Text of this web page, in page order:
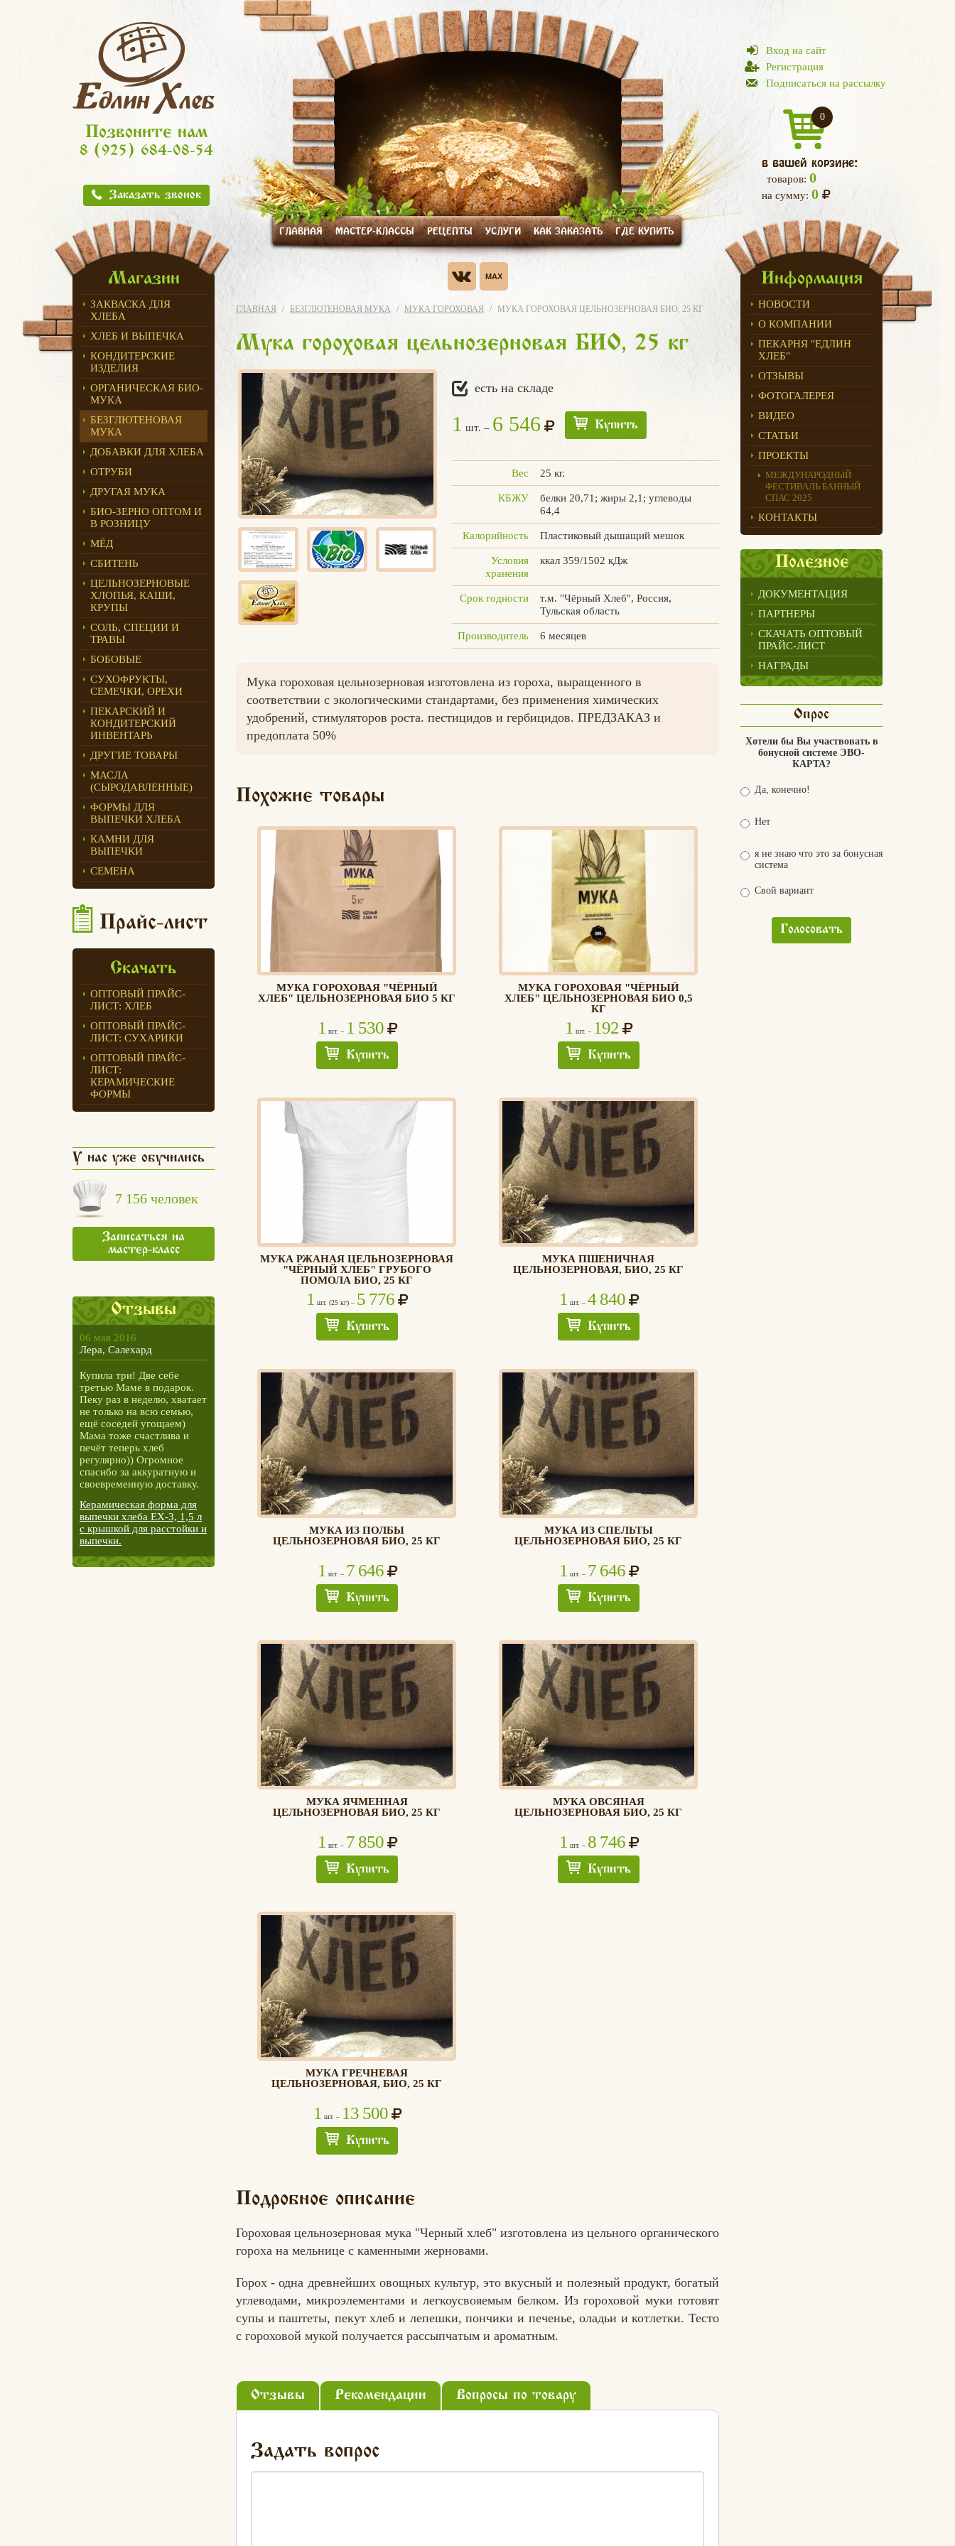
Едлин Хлеб
Позвоните нам
8 (925) 684-08-54
Заказать звонок
Вход на сайт
Регистрация
Подписаться на рассылку
0
в вашей корзине:
товаров: 0
на сумму: 0
ГЛАВНАЯ МАСТЕР-КЛАССЫ РЕЦЕПТЫ УСЛУГИ КАК ЗАКАЗАТЬ ГДЕ КУПИТЬ
Магазин
ЗАКВАСКА ДЛЯ
ХЛЕБА
ХЛЕБ И ВЫПЕЧКА
КОНДИТЕРСКИЕ
ИЗДЕЛИЯ
ОРГАНИЧЕСКАЯ БИО-
МУКА
БЕЗГЛЮТЕНОВАЯ
МУКА
ДОБАВКИ ДЛЯ ХЛЕБА
ОТРУБИ
ДРУГАЯ МУКА
БИО-ЗЕРНО ОПТОМ И
В РОЗНИЦУ
МЁД
СБИТЕНЬ
ЦЕЛЬНОЗЕРНОВЫЕ
ХЛОПЬЯ, КАШИ,
КРУПЫ
СОЛЬ, СПЕЦИИ И
ТРАВЫ
БОБОВЫЕ
СУХОФРУКТЫ,
СЕМЕЧКИ, ОРЕХИ
ПЕКАРСКИЙ И
КОНДИТЕРСКИЙ
ИНВЕНТАРЬ
ДРУГИЕ ТОВАРЫ
МАСЛА
(СЫРОДАВЛЕННЫЕ)
ФОРМЫ ДЛЯ
ВЫПЕЧКИ ХЛЕБА
КАМНИ ДЛЯ
ВЫПЕЧКИ
СЕМЕНА
Прайс-лист
Скачать
ОПТОВЫЙ ПРАЙС-
ЛИСТ: ХЛЕБ
ОПТОВЫЙ ПРАЙС-
ЛИСТ: СУХАРИКИ
ОПТОВЫЙ ПРАЙС-
ЛИСТ:
КЕРАМИЧЕСКИЕ
ФОРМЫ
У нас уже обучились
7 156 человек
Записаться на
мастер-класс
Отзывы
06 мая 2016
Лера, Салехард
Купила три! Две себе
третью Маме в подарок.
Пеку раз в неделю, хватает
не только на всю семью,
ещё соседей угощаем)
Мама тоже счастлива и
печёт теперь хлеб
регулярно)) Огромное
спасибо за аккуратную и
своевременную доставку.
Керамичеcкая форма для
выпечки хлеба ЕХ-3, 1,5 л
с крышкой для расстойки и
выпечки.
Информация
НОВОСТИ
О КОМПАНИИ
ПЕКАРНЯ "ЕДЛИН
ХЛЕБ"
ОТЗЫВЫ
ФОТОГАЛЕРЕЯ
ВИДЕО
СТАТЬИ
ПРОЕКТЫ
МЕЖДУНАРОДНЫЙ
ФЕСТИВАЛЬ БАННЫЙ
СПАС 2025
КОНТАКТЫ
Полезное
ДОКУМЕНТАЦИЯ
ПАРТНЕРЫ
СКАЧАТЬ ОПТОВЫЙ
ПРАЙС-ЛИСТ
НАГРАДЫ
Опрос
Хотели бы Вы участвовать в
бонусной системе ЭВО-
КАРТА?
Да, конечно!
Нет
я не знаю что это за бонусная
система
Свой вариант
Голосовать
ГЛАВНАЯ БЕЗГЛЮТЕНОВАЯ МУКА МУКА ГОРОХОВАЯ МУКА ГОРОХОВАЯ ЦЕЛЬНОЗЕРНОВАЯ БИО, 25 КГ
Мука гороховая цельнозерновая БИО, 25 кг
есть на складе
1 шт. – 6 546 Купить
Вес 25 кг.
КБЖУ
белки 20,71; жиры 2,1; углеводы
64,4
Калорийность Пластиковый дышащий мешок
Условия
хранения
ккал 359/1502 кДж
Срок годности
т.м. "Чёрный Хлеб", Россия,
Тульская область
Производитель 6 месяцев
Мука гороховая цельнозерновая изготовлена из гороха, выращенного в
соответствии с экологическими стандартами, без применения химических
удобрений, стимуляторов роста. пестицидов и гербицидов. ПРЕДЗАКАЗ и
предоплата 50%
Похожие товары
МУКА ГОРОХОВАЯ "ЧЁРНЫЙ
ХЛЕБ" ЦЕЛЬНОЗЕРНОВАЯ БИО 5 КГ
1 шт. – 1 530
Купить
МУКА ГОРОХОВАЯ "ЧЁРНЫЙ
ХЛЕБ" ЦЕЛЬНОЗЕРНОВАЯ БИО 0,5
КГ
1 шт. – 192
Купить
МУКА РЖАНАЯ ЦЕЛЬНОЗЕРНОВАЯ
"ЧЁРНЫЙ ХЛЕБ" ГРУБОГО
ПОМОЛА БИО, 25 КГ
1 шт. (25 кг) – 5 776
Купить
МУКА ПШЕНИЧНАЯ
ЦЕЛЬНОЗЕРНОВАЯ, БИО, 25 КГ
1 шт. – 4 840
Купить
МУКА ИЗ ПОЛБЫ
ЦЕЛЬНОЗЕРНОВАЯ БИО, 25 КГ
1 шт. – 7 646
Купить
МУКА ИЗ СПЕЛЬТЫ
ЦЕЛЬНОЗЕРНОВАЯ БИО, 25 КГ
1 шт. – 7 646
Купить
МУКА ЯЧМЕННАЯ
ЦЕЛЬНОЗЕРНОВАЯ БИО, 25 КГ
1 шт. – 7 850
Купить
МУКА ОВСЯНАЯ
ЦЕЛЬНОЗЕРНОВАЯ БИО, 25 КГ
1 шт. – 8 746
Купить
МУКА ГРЕЧНЕВАЯ
ЦЕЛЬНОЗЕРНОВАЯ, БИО, 25 КГ
1 шт. – 13 500
Купить
Подробное описание
Гороховая цельнозерновая мука "Черный хлеб" изготовлена из цельного органического
гороха на мельнице с каменными жерновами.
Горох - одна древнейших овощных культур, это вкусный и полезный продукт, богатый
углеводами, микроэлементами и легкоусвояемым белком. Из гороховой муки готовят
супы и паштеты, пекут хлеб и лепешки, пончики и печенье, оладьи и котлетки. Тесто
с гороховой мукой получается рассыпчатым и ароматным.
Отзывы Рекомендации Вопросы по товару
Задать вопрос